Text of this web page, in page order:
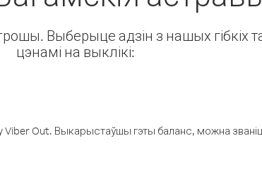
Выберыце адзін з нашых гібкіх
цэнамі на выклікі:
Viber Out. Выкарыстаўшы гэты баланс, можна